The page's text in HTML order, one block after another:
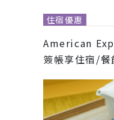
住宿優惠
American
簽帳享住宿/餐